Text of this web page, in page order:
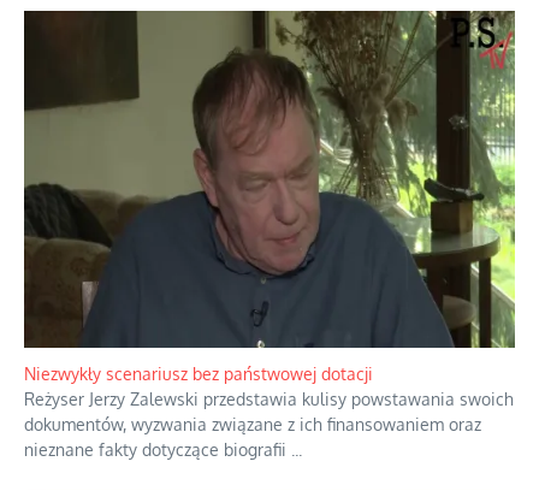
Niezwykły scenariusz bez państwowej dotacji
Reżyser Jerzy Zalewski przedstawia kulisy powstawania swoich
dokumentów, wyzwania związane z ich finansowaniem oraz
nieznane fakty dotyczące biografii